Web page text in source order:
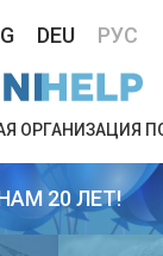
DEU РУС
ОРГАНИЗАЦИЯ
20 ЛЕТ!